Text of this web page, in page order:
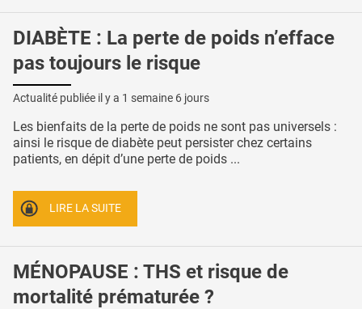
DIABÈTE : La perte de poids n’efface
pas toujours le risque
Actualité publiée il y a 1 semaine 6 jours
Les bienfaits de la perte de poids ne sont pas universels :
ainsi le risque de diabète peut persister chez certains
patients, en dépit d’une perte de poids ...
LIRE LA SUITE
MÉNOPAUSE : THS et risque de
mortalité prématurée ?